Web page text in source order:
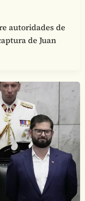
autoridades de
de Juan